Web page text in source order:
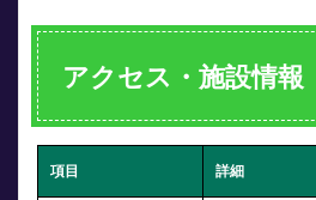
アクセス・施設情報
項目 詳細